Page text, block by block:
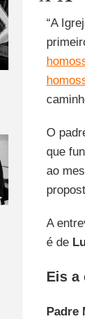
“A
O
que
ao
A
é de
Eis a
Padre